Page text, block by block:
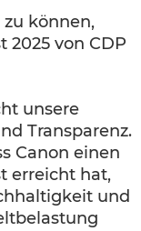
können,
2025 von CDP
unsere
Transparenz.
Canon einen
erreicht hat,
und